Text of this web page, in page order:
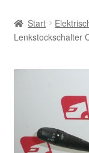
AGB
Datenschutz-
Start
Lenkstockschalter